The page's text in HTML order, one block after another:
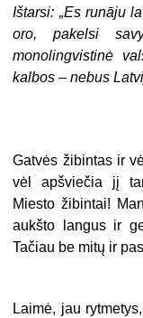
Ištarsi: „Es runāju
oro, pakelsi
monolingvistinė
kalbos – nebus
Gatvės žibintas ir
vėl apšviečia jį
Miesto žibintai!
aukšto langus ir
Tačiau be mitų ir
Laimė, jau